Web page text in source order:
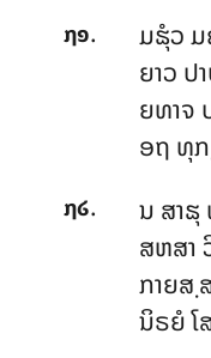
໗໑.
ມຘຸໍວ
ຍາວ
ຍທາຈ
ອຖ ທຸ
໗໒.
ນ ສາຘຸ
ສຫສາ
ກາຍສ຺
ນິຣຍໍ